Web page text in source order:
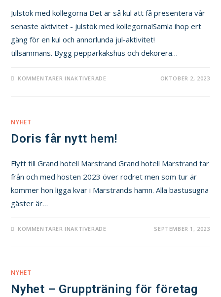
Julstök med kollegorna Det är så kul att få presentera vår
senaste aktivitet - julstök med kollegorna!Samla ihop ert
gäng för en kul och annorlunda jul-aktivitet!
tillsammans. Bygg pepparkakshus och dekorera…
KOMMENTARER INAKTIVERADE OKTOBER 2, 2023
NYHET
Doris får nytt hem!
Flytt till Grand hotell Marstrand Grand hotell Marstrand tar
från och med hösten 2023 över rodret men som tur är
kommer hon ligga kvar i Marstrands hamn. Alla bastusugna
gäster är…
KOMMENTARER INAKTIVERADE SEPTEMBER 1, 2023
NYHET
Nyhet – Gruppträning för företag